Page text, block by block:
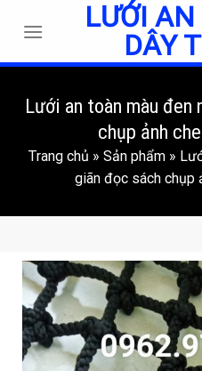
LƯỚI
DÂY
Lưới an toàn màu đen
chụp ảnh
Trang chủ » Sản phẩm »
giãn đọc sách chụp